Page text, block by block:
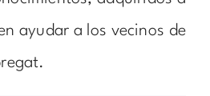
ayudar a los vecinos de